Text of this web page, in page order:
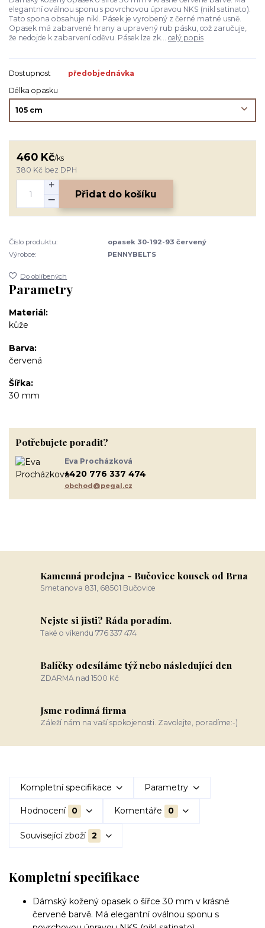
elegantní oválnou sponu s povrchovou úpravou NKS (nikl satinato).
Tato spona obsahuje nikl. Pásek je vyrobený z černé matné usně.
Opasek má zabarvené hrany a upravený rub pásku, což zaručuje,
že nedojde k zabarvení oděvu. Pásek lze zk... celý popis
Dostupnost
předobjednávka
Délka opasku
460 Kč/ks
380 Kč bez DPH
Přidat do košíku
Číslo produktu:
opasek 30-192-93 červený
Výrobce:
PENNYBELTS
Do oblíbených
Parametry
Materiál
kůže
Barva
červená
Šířka
30 mm
Potřebujete poradit?
Eva Procházková
+420 776 337 474
obchod@pegal.cz
Kamenná prodejna - Bučovice kousek od Brna
Smetanova 831, 68501 Bučovice
Nejste si jisti? Ráda poradím.
Také o víkendu 776 337 474
Balíčky odesíláme týž nebo následující den
ZDARMA nad 1500 Kč
Jsme rodinná firma
Záleží nám na vaší spokojenosti. Zavolejte, poradíme:-)
Kompletní specifikace Parametry
Hodnocení 0 Komentáře 0
Související zboží 2
Kompletní specifikace
Dámský kožený opasek o šířce 30 mm v krásné
červené barvě. Má elegantní oválnou sponu s